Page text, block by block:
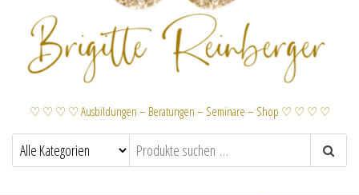
♡ ♡ ♡ ♡ Ausbildungen – Beratungen – Seminare – Shop ♡ ♡ ♡ ♡